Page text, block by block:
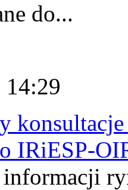
do...
14:29
IRiESP-
informacji